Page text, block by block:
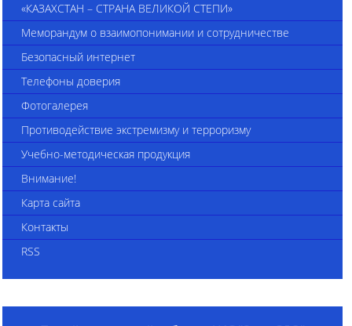
«КАЗАХСТАН – СТРАНА ВЕЛИКОЙ СТЕПИ»
Меморандум о взаимопонимании и сотрудничестве
Безопасный интернет
Телефоны доверия
Фотогалерея
Противодействие экстремизму и терроризму
Учебно-методическая продукция
Внимание!
Карта сайта
Контакты
RSS